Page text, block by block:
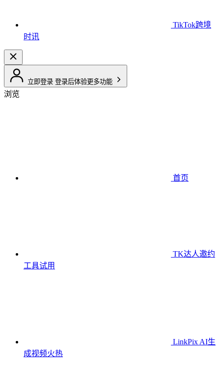
TikTok跨境
时讯
立即登录 登录后体验更多功能
浏览
首页
TK达人邀约
工具试用
LinkPix AI生
成视频火热